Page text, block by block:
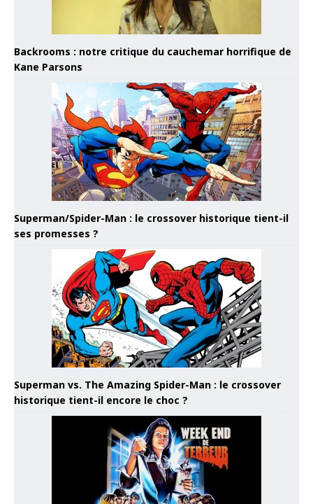
Backrooms : notre critique du cauchemar horrifique de
Kane Parsons
Superman/Spider-Man : le crossover historique tient-il
ses promesses ?
Superman vs. The Amazing Spider-Man : le crossover
historique tient-il encore le choc ?